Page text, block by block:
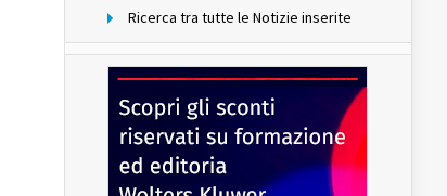
Ricerca tra tutte le Notizie inserite